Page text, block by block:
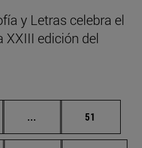
y Letras celebra el
XXIII edición del
... Páginas intermedias
Página
51